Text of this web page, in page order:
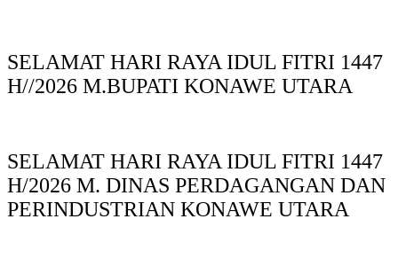
SELAMAT HARI RAYA IDUL FITRI 1447
H//2026 M.BUPATI KONAWE UTARA
SELAMAT HARI RAYA IDUL FITRI 1447
H/2026 M. DINAS PERDAGANGAN DAN
PERINDUSTRIAN KONAWE UTARA